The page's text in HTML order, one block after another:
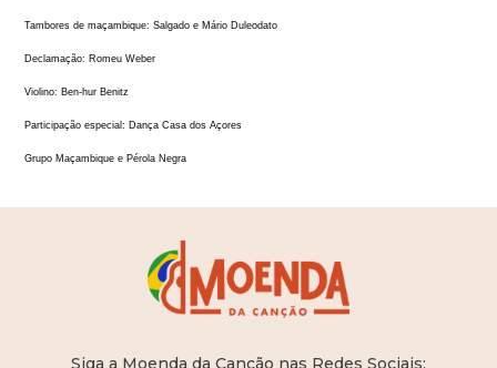
Tambores de maçambique: Salgado e Mário Duleodato
Declamação: Romeu Weber
Violino: Ben-hur Benitz
Participação especial: Dança Casa dos Açores
Grupo Maçambique e Pérola Negra
Siga a Moenda da Canção nas Redes Sociais: